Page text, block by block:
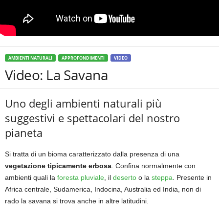
AMBIENTI NATURALI APPROFONDIMENTI VIDEO
Video: La Savana
Uno degli ambienti naturali più
suggestivi e spettacolari del nostro
pianeta
Si tratta di un bioma caratterizzato dalla presenza di una
vegetazione tipicamente erbosa . Confina normalmente con
ambienti quali la foresta pluviale , il deserto o la steppa . Presente in
Africa centrale, Sudamerica, Indocina, Australia ed India, non di
rado la savana si trova anche in altre latitudini.